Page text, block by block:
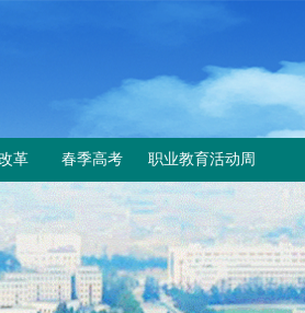
革
与省教育厅文件
工作推进情况
春季高考
上级文件
通知公告
成绩查询
职业教育活动周